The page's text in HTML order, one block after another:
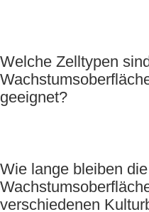
Welche Zelltypen
geeignet?
Wie lange bleiben die
verschiedenen